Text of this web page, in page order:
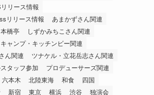
リース情報
リリース情報
あまかずさん関連
橋亭
しずかみちこさん関連
ャンプ・キッチンビー関連
ん関連
ツナケル・立花岳志さん関連
タッフ参加
プロデューサーズ関連
六本木 北陸東海 和食
四国
新宿 東京 横浜 渋谷 独演会